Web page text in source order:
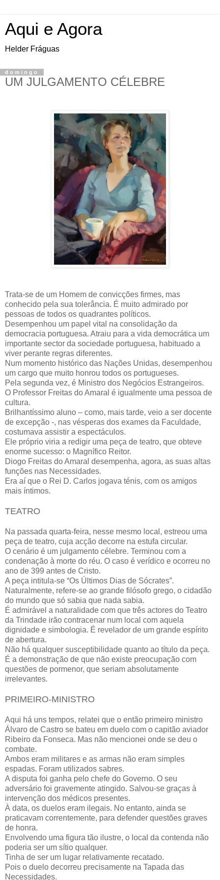
Aqui e Agora
Helder Fráguas
domingo
UM JULGAMENTO CÉLEBRE
Trata-se de um Homem de convicções firmes, mas
conhecido pela sua tolerância. É muito admirado por
pessoas de todos os quadrantes políticos.
Desempenhou um papel vital na consolidação da
democracia portuguesa. Atraiu para a vida democrática um
importante sector da sociedade portuguesa, habituado a
viver perante regras diferentes.
Num momento histórico das Nações Unidas, desempenhou
um cargo que muito honrou todos os portugueses.
Pela segunda vez, é Ministro dos Negócios Estrangeiros.
O Professor Freitas do Amaral é igualmente uma pessoa de
cultura.
Brilhantíssimo aluno – como, mais tarde, veio a ser docente
de excepção -, nas vésperas dos exames da Faculdade,
costumava assistir a espectáculos.
Ele próprio viria a redigir uma peça de teatro, que obteve
enorme sucesso: o Magnífico Reitor.
Diogo Freitas do Amaral desempenha, agora, as suas altas
funções nas Necessidades.
Era aí que o Rei D. Carlos jogava ténis, com os amigos
mais íntimos.
TEATRO
Na passada quarta-feira, nesse mesmo local, estreou uma
peça de teatro, cuja acção decorre na estufa circular.
O cenário é um julgamento célebre. Terminou com a
condenação à morte do réu. O caso é verídico e ocorreu no
ano de 399 antes de Cristo.
A peça intitula-se “Os Últimos Dias de Sócrates”.
Naturalmente, refere-se ao grande filósofo grego, o cidadão
do mundo que só sabia que nada sabia.
É admirável a naturalidade com que três actores do Teatro
da Trindade irão contracenar num local com aquela
dignidade e simbologia. É revelador de um grande espírito
de abertura.
Não há qualquer susceptibilidade quanto ao título da peça.
É a demonstração de que não existe preocupação com
questões de pormenor, que seriam absolutamente
irrelevantes.
PRIMEIRO-MINISTRO
Aqui há uns tempos, relatei que o então primeiro ministro
Álvaro de Castro se bateu em duelo com o capitão aviador
Ribeiro da Fonseca. Mas não mencionei onde se deu o
combate.
Ambos eram militares e as armas não eram simples
espadas. Foram utilizados sabres.
A disputa foi ganha pelo chefe do Governo. O seu
adversário foi gravemente atingido. Salvou-se graças à
intervenção dos médicos presentes.
À data, os duelos eram ilegais. No entanto, ainda se
praticavam correntemente, para defender questões graves
de honra.
Envolvendo uma figura tão ilustre, o local da contenda não
poderia ser um sítio qualquer.
Tinha de ser um lugar relativamente recatado.
Pois o duelo decorreu precisamente na Tapada das
Necessidades.